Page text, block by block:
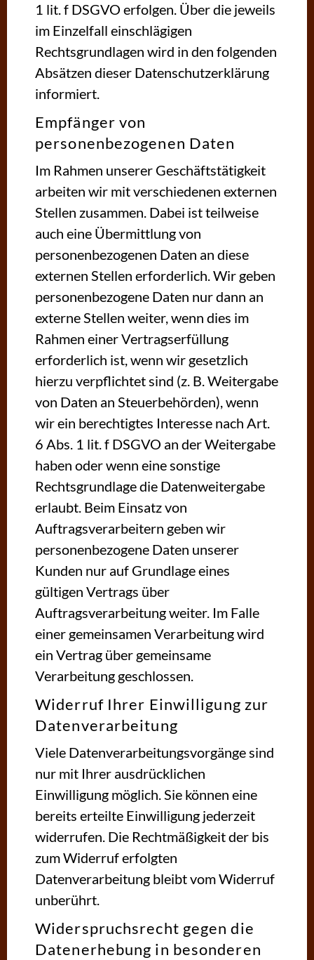
1 lit. f DSGVO erfolgen. Über die jeweils
im Einzelfall einschlägigen
Rechtsgrundlagen wird in den folgenden
Absätzen dieser Datenschutzerklärung
informiert.
Empfänger von
personenbezogenen Daten
Im Rahmen unserer Geschäftstätigkeit
arbeiten wir mit verschiedenen externen
Stellen zusammen. Dabei ist teilweise
auch eine Übermittlung von
personenbezogenen Daten an diese
externen Stellen erforderlich. Wir geben
personenbezogene Daten nur dann an
externe Stellen weiter, wenn dies im
Rahmen einer Vertragserfüllung
erforderlich ist, wenn wir gesetzlich
hierzu verpflichtet sind (z. B. Weitergabe
von Daten an Steuerbehörden), wenn
wir ein berechtigtes Interesse nach Art.
6 Abs. 1 lit. f DSGVO an der Weitergabe
haben oder wenn eine sonstige
Rechtsgrundlage die Datenweitergabe
erlaubt. Beim Einsatz von
Auftragsverarbeitern geben wir
personenbezogene Daten unserer
Kunden nur auf Grundlage eines
gültigen Vertrags über
Auftragsverarbeitung weiter. Im Falle
einer gemeinsamen Verarbeitung wird
ein Vertrag über gemeinsame
Verarbeitung geschlossen.
Widerruf Ihrer Einwilligung zur
Datenverarbeitung
Viele Datenverarbeitungsvorgänge sind
nur mit Ihrer ausdrücklichen
Einwilligung möglich. Sie können eine
bereits erteilte Einwilligung jederzeit
widerrufen. Die Rechtmäßigkeit der bis
zum Widerruf erfolgten
Datenverarbeitung bleibt vom Widerruf
unberührt.
Widerspruchsrecht gegen die
Datenerhebung in besonderen